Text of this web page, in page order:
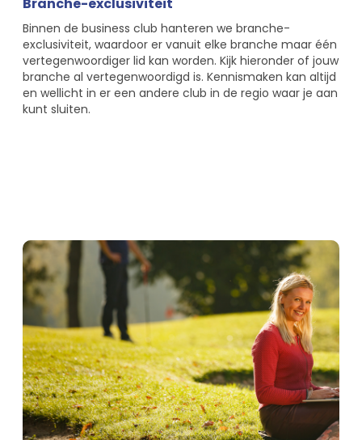
Binnen de business club hanteren we branche-
exclusiviteit, waardoor er vanuit elke branche maar één
vertegenwoordiger lid kan worden. Kijk hieronder of jouw
branche al vertegenwoordigd is. Kennismaken kan altijd
en wellicht in er een andere club in de regio waar je aan
kunt sluiten.